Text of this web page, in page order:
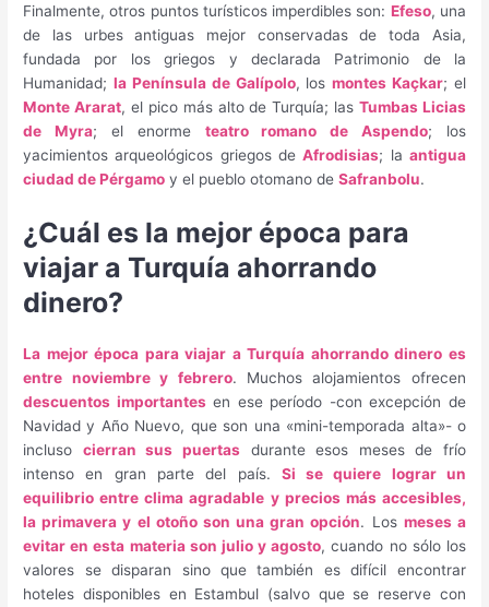
Finalmente, otros puntos turísticos imperdibles son: Efeso, una
de las urbes antiguas mejor conservadas de toda Asia,
fundada por los griegos y declarada Patrimonio de la
Humanidad; la Península de Galípolo, losmontes Kaçkar; el
Monte Ararat, el pico más alto de Turquía; lasTumbas Licias
de Myra; el enorme teatro romano de Aspendo; los
yacimientos arqueológicos griegos deAfrodisias; la antigua
ciudad de Pérgamo y el pueblo otomano deSafranbolu.
¿Cuál es la mejor época para
viajar a Turquía ahorrando
dinero?
La mejor época para viajar a Turquía ahorrando dinero es
entre noviembre y febrero. Muchos alojamientos ofrecen
descuentos importantesen ese período -con excepción de
Navidad y Año Nuevo, que son una «mini-temporada alta»- o
incluso cierran sus puertasdurante esos meses de frío
intenso en gran parte del país. Si se quiere lograr un
equilibrio entre clima agradable y precios más accesibles,
la primavera y el otoño son una gran opción. Los meses a
evitar en esta materia son julio y agosto, cuando no sólo los
valores se disparan sino que también es difícil encontrar
hoteles disponibles en Estambul (salvo que se reserve con